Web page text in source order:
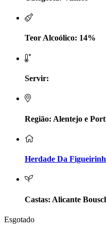
Pontual -
Teor Alcoólico: 14%
Servir:
Região: Alentejo e
Herdade Da
Castas: Alicante
Esgotado